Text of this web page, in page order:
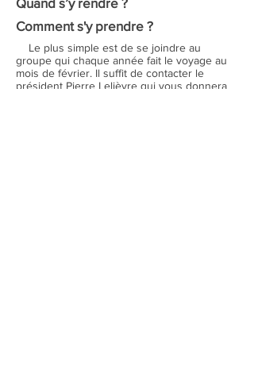
Comment s'y prendre ?
Le plus simple est de se joindre au
groupe qui chaque année fait le voyage au
mois de février. Il suffit de contacter le
président Pierre Lelièvre qui vous donnera